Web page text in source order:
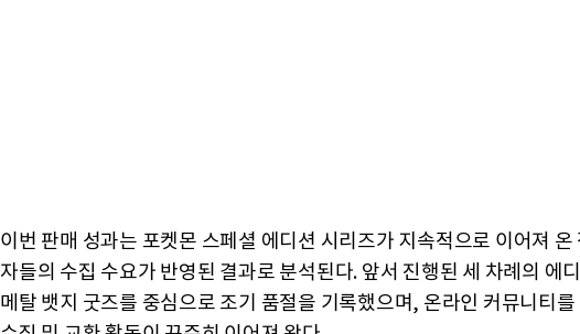
이번 판매 성과는 포켓몬 스페셜 에디션 시리즈가 지속적으로 이어져 온
자들의 수집 수요가 반영된 결과로 분석된다. 앞서 진행된 세 차례의 에
메탈 뱃지 굿즈를 중심으로 조기 품절을 기록했으며, 온라인 커뮤니티